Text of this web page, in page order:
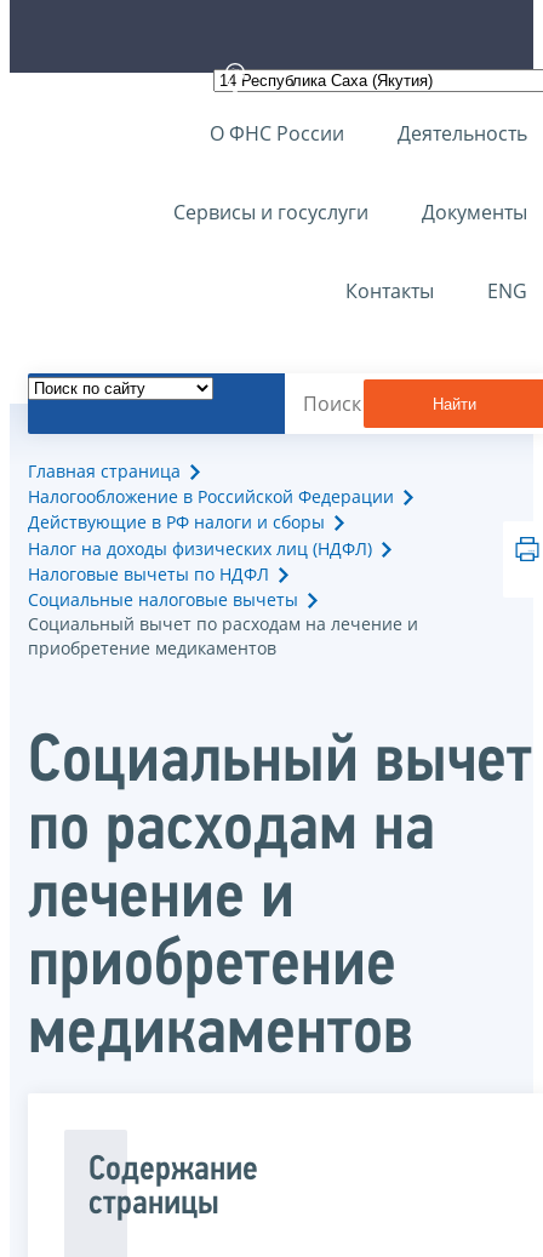
О ФНС России Деятельность
Сервисы и госуслуги Документы
Контакты ENG
Найти
Главная страница
Налогообложение в Российской Федерации
Действующие в РФ налоги и сборы
Налог на доходы физических лиц (НДФЛ)
Налоговые вычеты по НДФЛ
Социальные налоговые вычеты
Социальный вычет по расходам на лечение и
приобретение медикаментов
Социальный вычет
по расходам на
лечение и
приобретение
медикаментов
Содержание
страницы